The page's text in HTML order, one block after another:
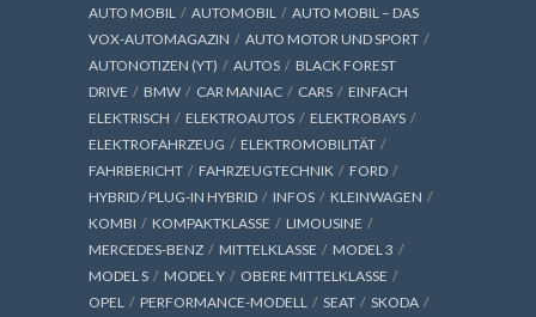
AUTO MOBIL
AUTOMOBIL
AUTO MOBIL – DAS
VOX-AUTOMAGAZIN
AUTO MOTOR UND SPORT
AUTONOTIZEN (YT)
AUTOS
BLACK FOREST
DRIVE
BMW CAR MANIAC CARS
EINFACH
ELEKTRISCH
ELEKTROAUTOS
ELEKTROBAYS
ELEKTROFAHRZEUG
ELEKTROMOBILITÄT
FAHRBERICHT
FAHRZEUGTECHNIK
FORD
HYBRID / PLUG-IN HYBRID
INFOS
KLEINWAGEN
KOMBI
KOMPAKTKLASSE
LIMOUSINE
MERCEDES-BENZ
MITTELKLASSE
MODEL 3
MODEL S
MODEL Y
OBERE MITTELKLASSE
OPEL
PERFORMANCE-MODELL SEAT
SKODA